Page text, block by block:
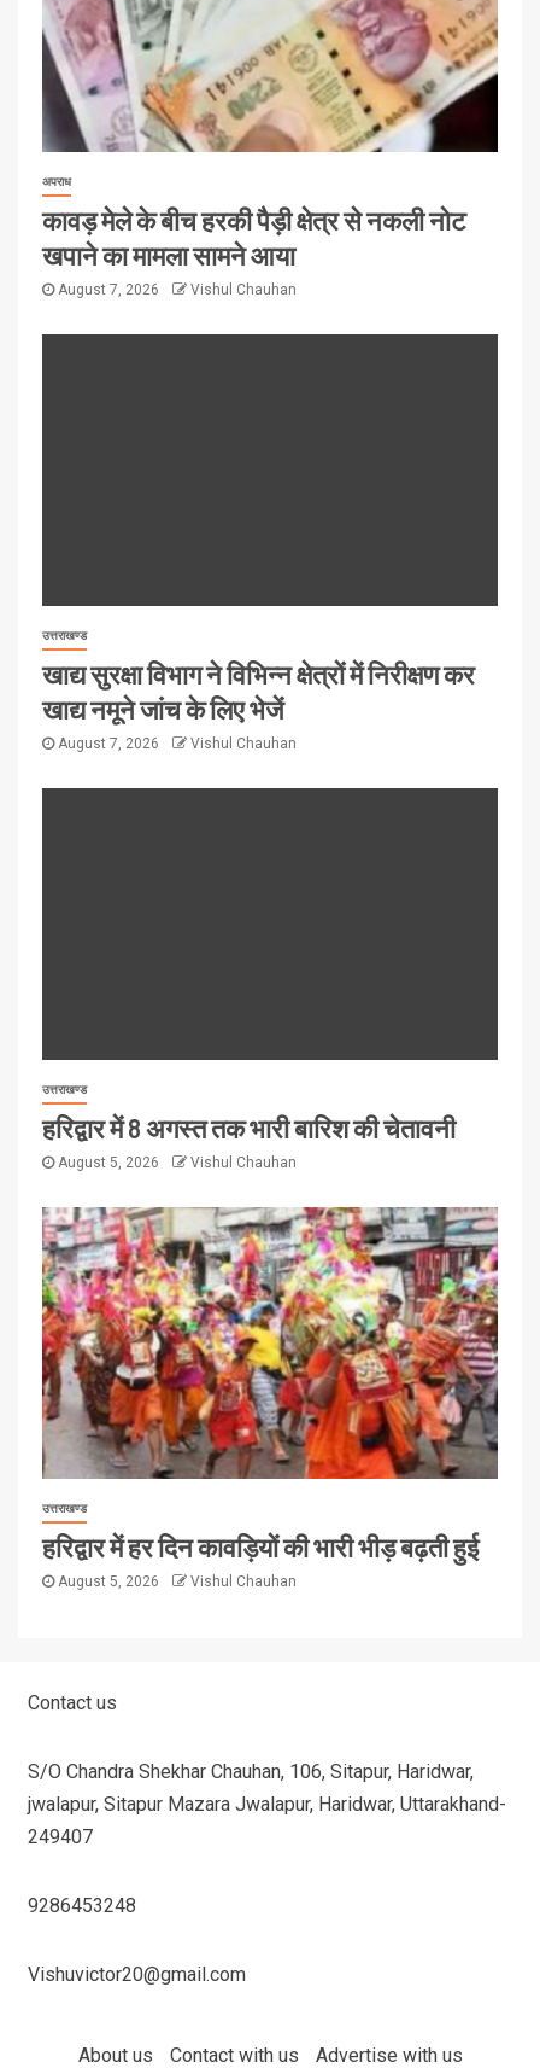
अपराध
कावड़ मेले के बीच हरकी पैड़ी क्षेत्र से नकली नोट
खपाने का मामला सामने आया
August 7, 2026 Vishul Chauhan
उत्तराखण्ड
खाद्य सुरक्षा विभाग ने विभिन्न क्षेत्रों में निरीक्षण कर
खाद्य नमूने जांच के लिए भेजें
August 7, 2026 Vishul Chauhan
उत्तराखण्ड
हरिद्वार में 8 अगस्त तक भारी बारिश की चेतावनी
August 5, 2026 Vishul Chauhan
उत्तराखण्ड
हरिद्वार में हर दिन कावड़ियों की भारी भीड़ बढ़ती हुई
August 5, 2026 Vishul Chauhan
Contact us
S/O Chandra Shekhar Chauhan, 106, Sitapur, Haridwar,
jwalapur, Sitapur Mazara Jwalapur, Haridwar, Uttarakhand-
249407
9286453248
Vishuvictor20@gmail.com
About us Contact with us Advertise with us